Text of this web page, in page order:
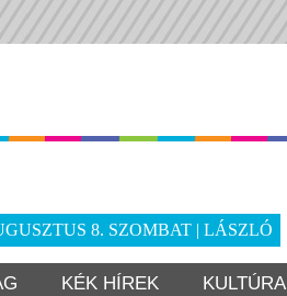
8. SZOMBAT | LÁSZLÓ
KÉK HÍREK KULTÚRA